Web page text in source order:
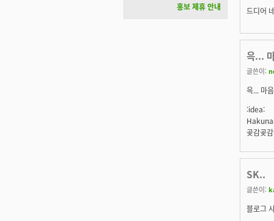
드디어
윽...
글쓴이:
윽... 마
:idea:
곶감곶
SK..
글쓴이:
블로그
홍보 제휴 안내